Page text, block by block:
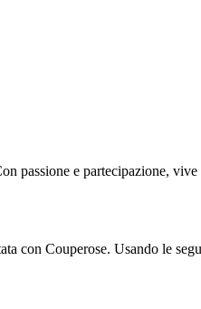
passione e partecipazione,
con Couperose. Usando le